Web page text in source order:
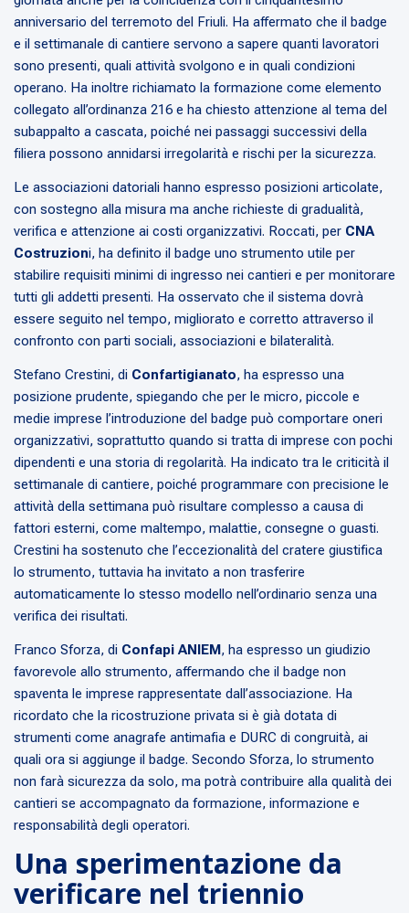
anniversario del terremoto del Friuli. Ha affermato che il badge
e il settimanale di cantiere servono a sapere quanti lavoratori
sono presenti, quali attività svolgono e in quali condizioni
operano. Ha inoltre richiamato la formazione come elemento
collegato all’ordinanza 216 e ha chiesto attenzione al tema del
subappalto a cascata, poiché nei passaggi successivi della
filiera possono annidarsi irregolarità e rischi per la sicurezza.
Le associazioni datoriali hanno espresso posizioni articolate,
con sostegno alla misura ma anche richieste di gradualità,
verifica e attenzione ai costi organizzativi. Roccati, per CNA
Costruzioni, ha definito il badge uno strumento utile per
stabilire requisiti minimi di ingresso nei cantieri e per monitorare
tutti gli addetti presenti. Ha osservato che il sistema dovrà
essere seguito nel tempo, migliorato e corretto attraverso il
confronto con parti sociali, associazioni e bilateralità.
Stefano Crestini, di Confartigianato, ha espresso una
posizione prudente, spiegando che per le micro, piccole e
medie imprese l’introduzione del badge può comportare oneri
organizzativi, soprattutto quando si tratta di imprese con pochi
dipendenti e una storia di regolarità. Ha indicato tra le criticità il
settimanale di cantiere, poiché programmare con precisione le
attività della settimana può risultare complesso a causa di
fattori esterni, come maltempo, malattie, consegne o guasti.
Crestini ha sostenuto che l’eccezionalità del cratere giustifica
lo strumento, tuttavia ha invitato a non trasferire
automaticamente lo stesso modello nell’ordinario senza una
verifica dei risultati.
Franco Sforza, di Confapi ANIEM, ha espresso un giudizio
favorevole allo strumento, affermando che il badge non
spaventa le imprese rappresentate dall’associazione. Ha
ricordato che la ricostruzione privata si è già dotata di
strumenti come anagrafe antimafia e DURC di congruità, ai
quali ora si aggiunge il badge. Secondo Sforza, lo strumento
non farà sicurezza da solo, ma potrà contribuire alla qualità dei
cantieri se accompagnato da formazione, informazione e
responsabilità degli operatori.
Una sperimentazione da
verificare nel triennio